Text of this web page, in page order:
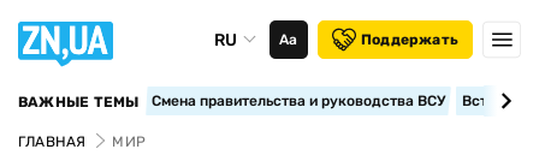
RU Аа Поддержать
ВАЖНЫЕ ТЕМЫ Смена правительства и руководства ВСУ
ГЛАВНАЯ МИР